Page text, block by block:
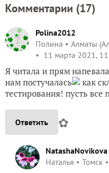
Комментарии (17)
Polina2012
Полина
Алматы
11 марта 2021,
Я читала и прям
нам постучалась
как
тестирования! пусть все
Ответить ✿
NatashaNovikova
Наталья
Томск